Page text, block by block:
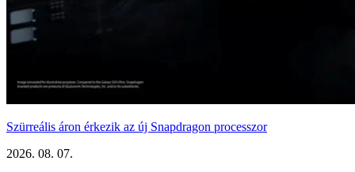
Szürreális áron érkezik az új Snapdragon processzor
2026. 08. 07.